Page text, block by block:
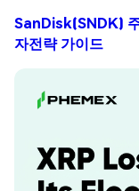
SanDisk(SNDK)
자전략 가이드